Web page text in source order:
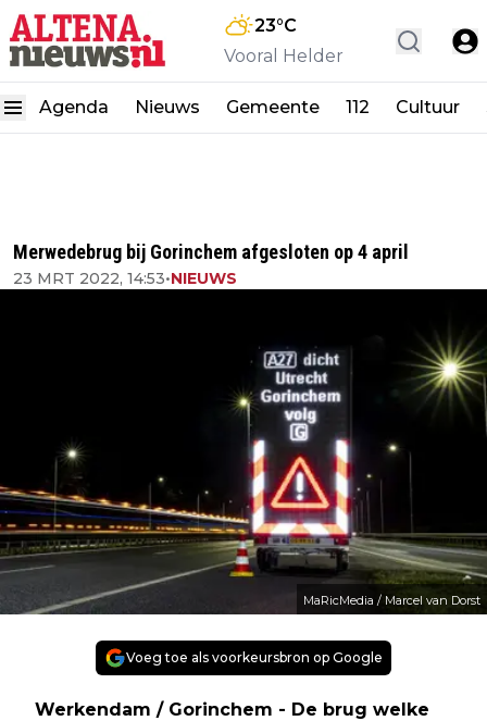
23°C
Vooral Helder
Agenda Nieuws Gemeente 112 Cultuur
Merwedebrug bij Gorinchem afgesloten op 4 april
23 MRT 2022, 14:53•NIEUWS
MaRicMedia / Marcel van Dorst
Voeg toe als voorkeursbron op Google
Werkendam / Gorinchem - De brug welke